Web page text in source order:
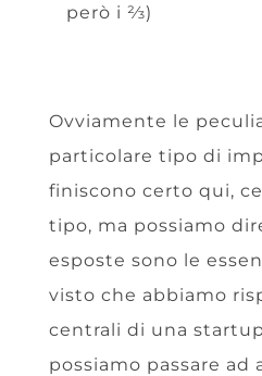
però i ⅔)
Ovviamente le
particolare tipo di
finiscono certo qui,
tipo, ma possiamo
esposte sono le
visto che abbiamo
centrali di una
possiamo passare ad